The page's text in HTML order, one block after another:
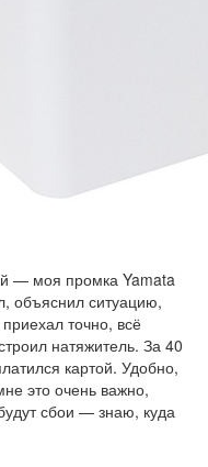
— моя промка Yamata
объяснил ситуацию,
точно, всё
натяжитель. За 40
картой. Удобно,
это очень важно,
сбои — знаю, куда